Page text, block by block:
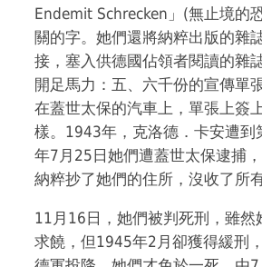
Endemit Schrecken」(無止境的
關的字。她們還將納粹出版的雜
接，塞入供德國佔領者閱讀的雜
開足馬力：五、六千份的宣傳單
在蓋世太保的汽車上，單張上簽
樣。1943年，克洛德．卡安遭到
年7月25日她們遭蓋世太保逮捕，
納粹抄了她們的住所，沒收了所有
11月16日，她們被判死刑，雖然
求饒，但1945年2月卻獲得緩刑